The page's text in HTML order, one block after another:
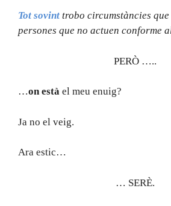
Tot sovint trobo circumstàncies
persones que no actuen conforme
PERÒ …..
…on està el meu enuig?
Ja no el veig.
Ara estic…
… SERÈ.